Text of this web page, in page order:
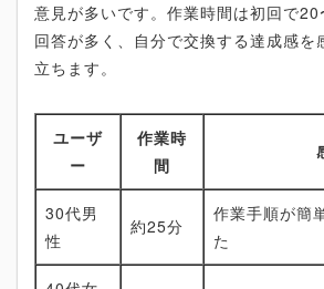
意見が多いです。作業時間は初回で20
回答が多く、自分で交換する達成感を
立ちます。
ユーザ
ー
作業時
間
30代男
性
約25分
作業手順が簡
た